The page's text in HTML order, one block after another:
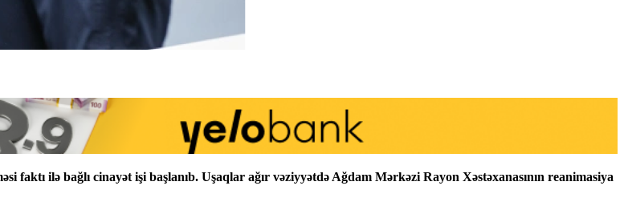
faktı ilə bağlı cinayət işi başlanıb. Uşaqlar ağır vəziyyətdə Ağdam Mərkəzi Rayon Xəstəxanasının reanimasiya